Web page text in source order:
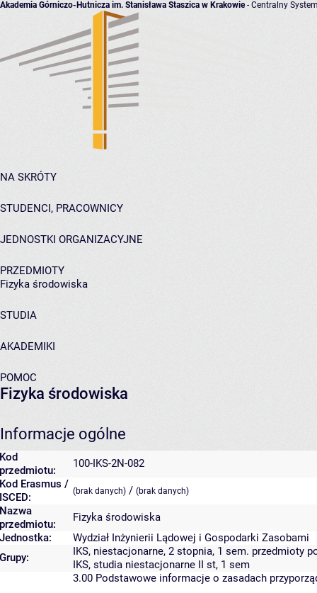
Akademia Górniczo-Hutnicza im. Stanisława Staszica w Krakowie- Centralny
NA SKRÓTY
STUDENCI, PRACOWNICY
JEDNOSTKI ORGANIZACYJNE
PRZEDMIOTY
Fizyka środowiska
STUDIA
AKADEMIKI
POMOC
Fizyka środowiska
Informacje ogólne
Kod
przedmiotu:
100-IKS-2N-082
Kod Erasmus /
ISCED:
(brak danych) / (brak danych)
Nazwa
przedmiotu:
Fizyka środowiska
Jednostka:
Wydział Inżynierii Lądowej i Gospodarki Zasobami
Grupy:
IKS, niestacjonarne, 2 stopnia, 1 sem. przedmioty
IKS, studia niestacjonarne II st, 1 sem
3.00 Podstawowe informacje o zasadach